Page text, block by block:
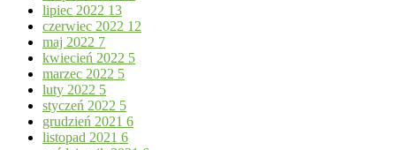
lipiec 2022 13
czerwiec 2022 12
maj 2022 7
kwiecień 2022 5
marzec 2022 5
luty 2022 5
styczeń 2022 5
grudzień 2021 6
listopad 2021 6